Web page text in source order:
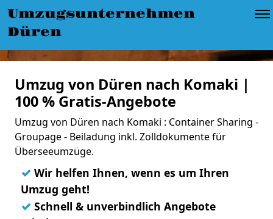
Umzugsunternehmen
Düren
Umzug von Düren nach Komaki |
100 % Gratis-Angebote
Umzug von Düren nach Komaki : Container Sharing -
Groupage - Beiladung inkl. Zolldokumente für
Überseeumzüge.
✓ Wir helfen Ihnen, wenn es um Ihren
Umzug geht!
✓ Schnell & unverbindlich Angebote